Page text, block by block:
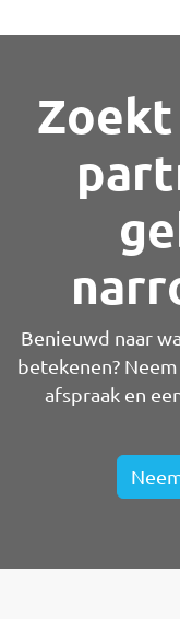
Benieuwd naar
betekenen?
afspraak en